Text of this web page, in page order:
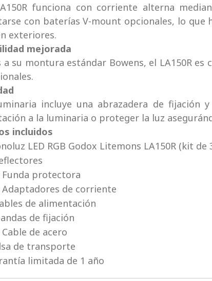
funciona con corriente alterna
con baterías V-mount opcionales, lo que
exteriores.
mejorada
a su montura estándar Bowens, el LA150R
incluye una abrazadera de
a la luminaria o proteger la luz
incluidos
LED RGB Godox Litemons LA150R (kit de
Funda protectora
Adaptadores de corriente
de alimentación
de fijación
de acero
de transporte
limitada de 1 año